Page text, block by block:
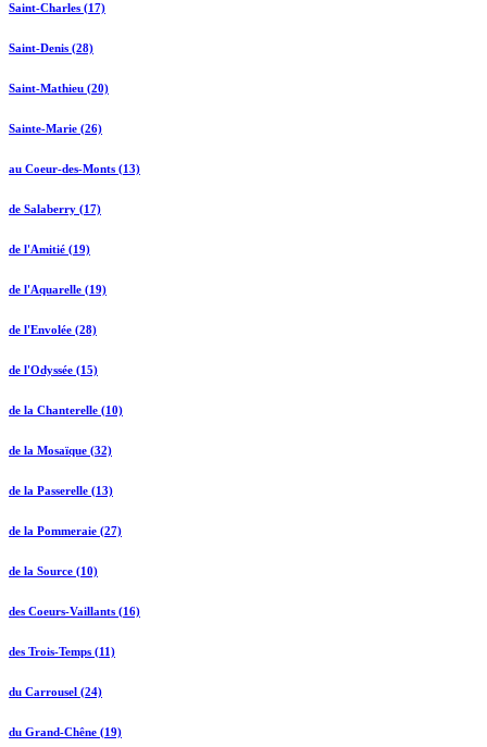
Saint-Charles (17)
Saint-Denis (28)
Saint-Mathieu (20)
Sainte-Marie (26)
au Coeur-des-Monts (13)
de Salaberry (17)
de l'Amitié (19)
de l'Aquarelle (19)
de l'Envolée (28)
de l'Odyssée (15)
de la Chanterelle (10)
de la Mosaïque (32)
de la Passerelle (13)
de la Pommeraie (27)
de la Source (10)
des Coeurs-Vaillants (16)
des Trois-Temps (11)
du Carrousel (24)
du Grand-Chêne (19)